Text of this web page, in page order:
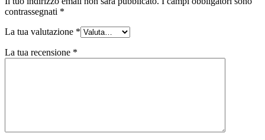
contrassegnati *
La tua valutazione *
La tua recensione *